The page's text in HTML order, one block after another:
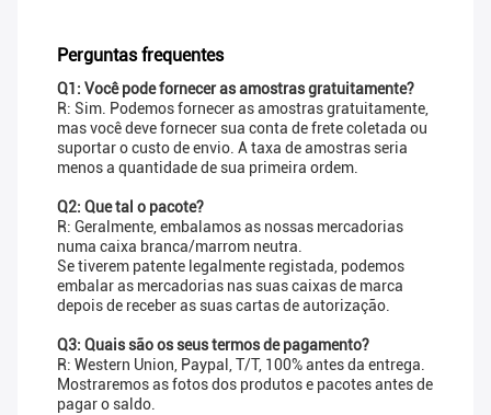
Perguntas frequentes
Q1: Você pode fornecer as amostras gratuitamente?
R: Sim. Podemos fornecer as amostras gratuitamente,
mas você deve fornecer sua conta de frete coletada ou
suportar o custo de envio. A taxa de amostras seria
menos a quantidade de sua primeira ordem.
Q2: Que tal o pacote?
R: Geralmente, embalamos as nossas mercadorias
numa caixa branca/marrom neutra.
Se tiverem patente legalmente registada, podemos
embalar as mercadorias nas suas caixas de marca
depois de receber as suas cartas de autorização.
Q3: Quais são os seus termos de pagamento?
R: Western Union, Paypal, T/T, 100% antes da entrega.
Mostraremos as fotos dos produtos e pacotes antes de
pagar o saldo.